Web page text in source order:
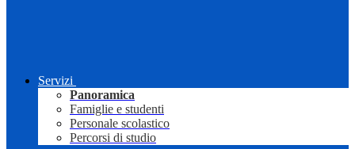
Servizi
Panoramica
Famiglie e studenti
Personale scolastico
Percorsi di studio